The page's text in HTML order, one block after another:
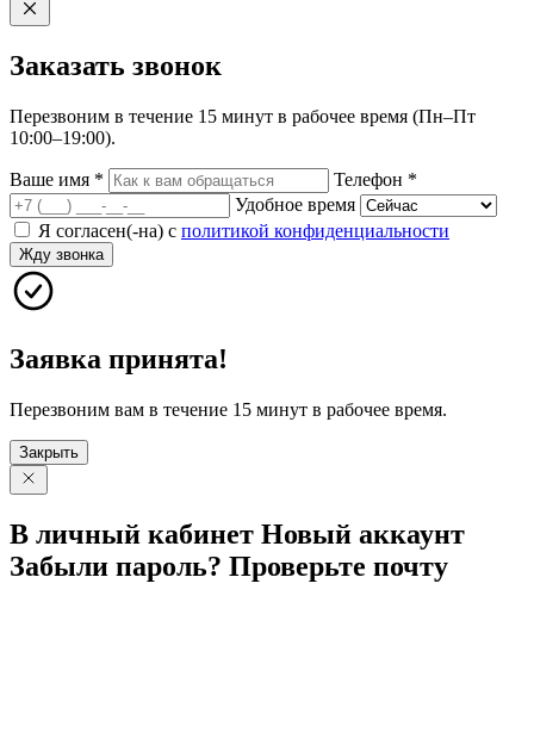
Заказать звонок
Перезвоним в течение 15 минут в рабочее время (Пн–Пт
10:00–19:00).
Ваше имя * Телефон *
Удобное время
Я согласен(-на) с политикой конфиденциальности
Жду звонка
Заявка принята!
Перезвоним вам в течение 15 минут в рабочее время.
Закрыть
В личный кабинет Новый аккаунт
Забыли пароль? Проверьте почту